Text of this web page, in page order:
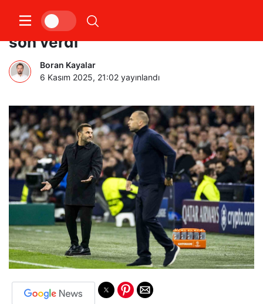
Ajax, John Heitinga’nın görevine
son verdi
Boran Kayalar
6 Kasım 2025, 21:02 yayınlandı